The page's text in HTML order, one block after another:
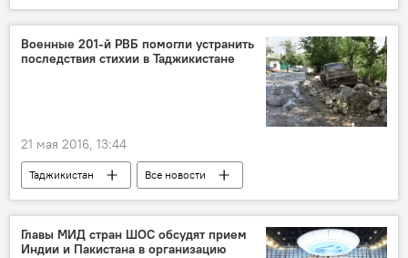
смерть
военные учения
Военные 201-й РВБ помогли устранить
последствия стихии в Таджикистане
21 мая 2016, 13:44
Таджикистан
Все новости
201-я РВБ в Таджикистане
стихийные бедствия
Главы МИД стран ШОС обсудят прием
Индии и Пакистана в организацию